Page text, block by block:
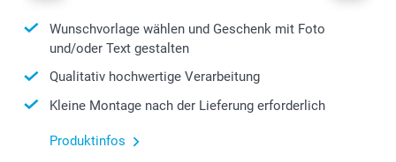
Wunschvorlage wählen und Geschenk mit Foto
und/oder Text gestalten
Qualitativ hochwertige Verarbeitung
Kleine Montage nach der Lieferung erforderlich
Produktinfos